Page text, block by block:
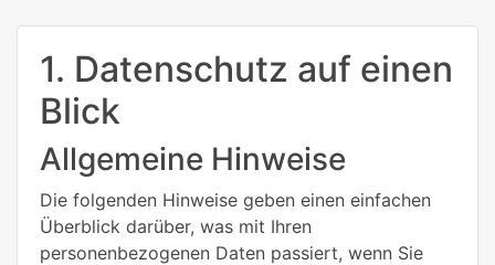
1. Datenschutz auf einen
Blick
Allgemeine Hinweise
Die folgenden Hinweise geben einen einfachen
Überblick darüber, was mit Ihren
personenbezogenen Daten passiert, wenn Sie